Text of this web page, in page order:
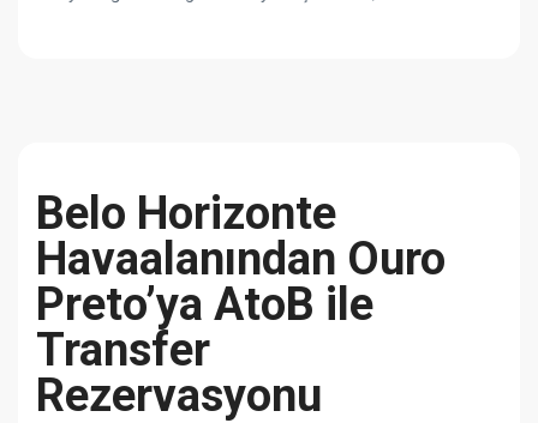
Belo Horizonte
Havaalanından Ouro
Preto’ya AtoB ile
Transfer
Rezervasyonu